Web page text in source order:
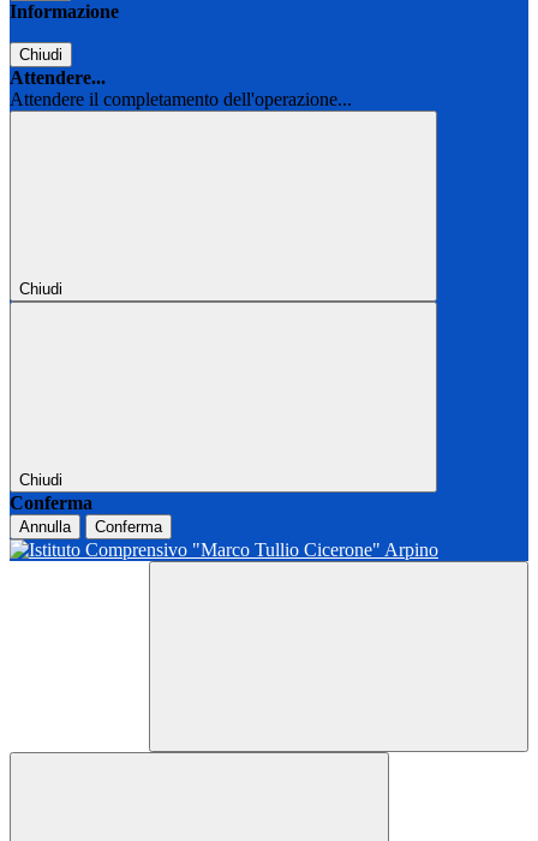
Informazione
Chiudi
Attendere...
Attendere il completamento dell'operazione...
Chiudi
Chiudi
Conferma
Annulla Conferma